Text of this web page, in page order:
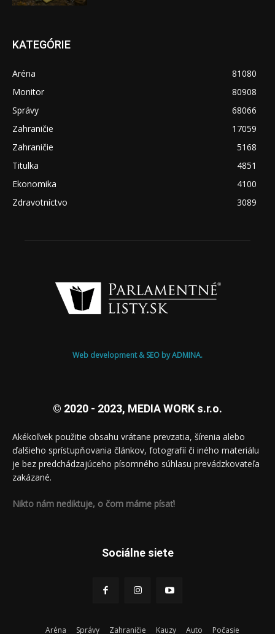
KATEGÓRIE
Aréna
81080
Monitor
80908
Správy
68066
Zahraničie
17059
Zahraničie
5168
Titulka
4851
Ekonomika
4100
Zdravotníctvo
3089
Web development & SEO by ADMINA.
© 2020 - 2023, MEDIA WORK s.r.o.
Akékoľvek použitie obsahu vrátane prevzatia, šírenia alebo
ďalšieho sprístupňovania článkov, fotografií či iného materiálu
je bez predchádzajúceho písomného súhlasu prevádzkovateľa
zakázané.
Nikto nám nediktuje, o čom máme písať!
Sociálne siete
Aréna Správy Zahraničie Kauzy Auto Počasie